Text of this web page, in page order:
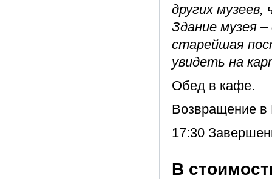
других
Здание музея
старейшая
увидеть на
Обед в кафе.
Возвращение в
17:30
В